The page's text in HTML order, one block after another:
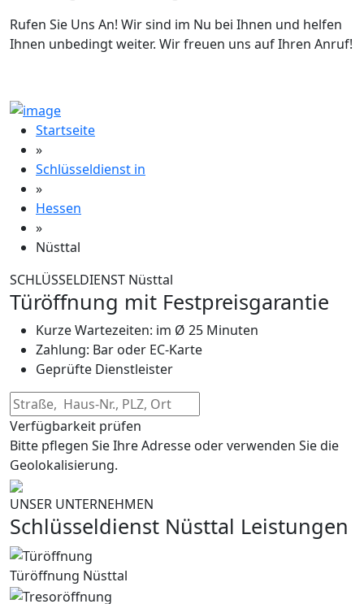
Rufen Sie Uns An! Wir sind im Nu bei Ihnen und helfen
Ihnen unbedingt weiter. Wir freuen uns auf Ihren Anruf!
Startseite
»
Schlüsseldienst in
»
Hessen
»
Nüsttal
SCHLÜSSELDIENST Nüsttal
Türöffnung mit Festpreisgarantie
Kurze Wartezeiten: im Ø 25 Minuten
Zahlung: Bar oder EC-Karte
Geprüfte Dienstleister
Verfügbarkeit prüfen
Bitte pflegen Sie Ihre Adresse oder verwenden Sie die
Geolokalisierung.
UNSER UNTERNEHMEN
Schlüsseldienst Nüsttal Leistungen
Türöffnung Nüsttal